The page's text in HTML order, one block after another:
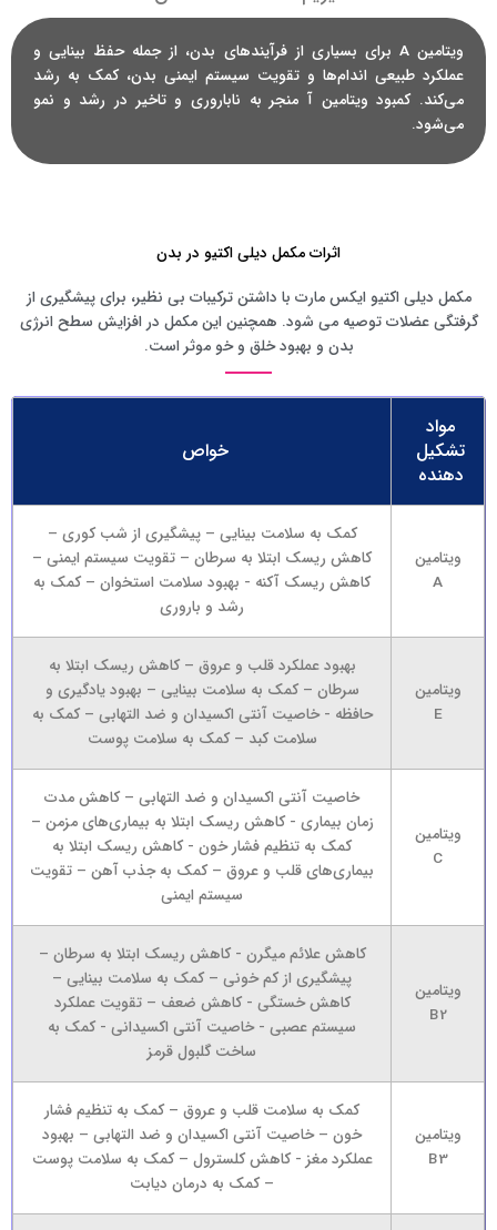
ویتامین A برای بسیاری از فرآیند‌های بدن، از جمله حفظ بینایی و
عملکرد طبیعی اندام‌ها و تقویت سیستم ایمنی بدن، کمک به رشد
می‌کند. کمبود ویتامین آ منجر به ناباروری و تاخیر در رشد و نمو
می‌شود.
اثرات مکمل دیلی اکتیو در بدن
مکمل دیلی اکتیو ایکس مارت با داشتن ترکیبات بی نظیر، برای پیشگیری از
گرفتگی عضلات توصیه می شود. همچنین این مکمل در افزایش سطح انرژی
بدن و بهبود خلق و خو موثر است.
مواد
تشکیل
دهنده
خواص
ویتامین
A
کمک به سلامت بینایی – پیشگیری از شب کوری –
کاهش ریسک ابتلا به سرطان – تقویت سیستم ایمنی –
کاهش ریسک آکنه - بهبود سلامت استخوان – کمک به
رشد و باروری
ویتامین
E
بهبود عملکرد قلب و عروق – کاهش ریسک ابتلا به
سرطان – کمک به سلامت بینایی – بهبود یادگیری و
حافظه - خاصیت آنتی اکسیدان و ضد التهابی – کمک به
سلامت کبد – کمک به سلامت پوست
ویتامین
C
خاصیت آنتی اکسیدان و ضد التهابی – کاهش مدت
زمان بیماری - کاهش ریسک ابتلا به بیماری‌های مزمن –
کمک به تنظیم فشار خون - کاهش ریسک ابتلا به
بیماری‌های قلب و عروق – کمک به جذب آهن – تقویت
سیستم ایمنی
ویتامین
B2
کاهش علائم میگرن - کاهش ریسک ابتلا به سرطان –
پیشگیری از کم خونی – کمک به سلامت بینایی –
کاهش خستگی - کاهش ضعف – تقویت عملکرد
سیستم عصبی - خاصیت آنتی اکسیدانی - کمک به
ساخت گلبول قرمز
ویتامین
B3
کمک به سلامت قلب و عروق – کمک به تنظیم فشار
خون – خاصیت آنتی اکسیدان و ضد التهابی – بهبود
عملکرد مغز - کاهش کلسترول – کمک به سلامت پوست
– کمک به درمان دیابت